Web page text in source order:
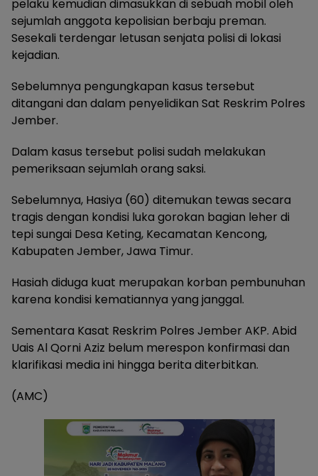
pelaku kemudian dimasukkan di sebuah mobil oleh
sejumlah anggota kepolisian berbaju preman.
Sesekali terdengar letusan senjata polisi di lokasi
kejadian.
Sebelumnya pengungkapan kasus tersebut
ditangani dan dalam penyelidikan Sat Reskrim Polres
Jember.
Dalam kasus tersebut polisi sudah melakukan
pemeriksaan sejumlah orang saksi.
Sebelumnya, Hasiya (60) ditemukan tewas secara
tragis dengan kondisi luka gorokan bagian leher di
tepi sungai Desa Keting, Kecamatan Kencong,
Kabupaten Jember, Jawa Timur.
Hasiah diduga kuat merupakan korban pembunuhan
karena kondisi kematiannya yang janggal.
Sementara Kasat Reskrim Polres Jember AKP. Abid
Uais Al Qorni Aziz belum merespon konfirmasi dan
klarifikasi media ini hingga berita diterbitkan.
(AMC)